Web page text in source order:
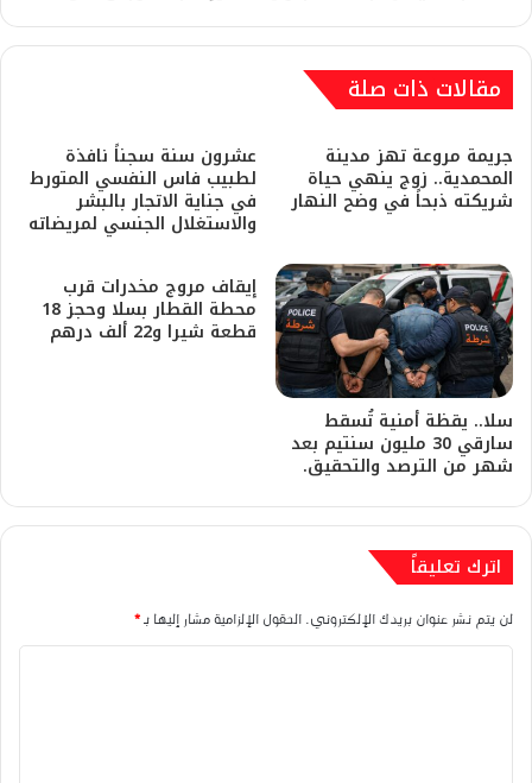
مقالات ذات صلة
​جريمة مروعة تهز مدينة
المحمدية.. زوج ينهي حياة
شريكته ذبحاً في وضح النهار
عشرون سنة سجناً نافذة
لطبيب فاس النفسي المتورط
في جناية الاتجار بالبشر
والاستغلال الجنسي لمريضاته
سلا.. يقظة أمنية تُسقط
سارقي 30 مليون سنتيم بعد
شهر من الترصد والتحقيق.
إيقاف مروج مخدرات قرب
محطة القطار بسلا وحجز 18
قطعة شيرا و22 ألف درهم
اترك تعليقاً
لن يتم نشر عنوان بريدك الإلكتروني. الحقول الإلزامية مشار إليها بـ*